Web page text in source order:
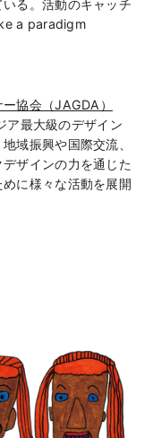
る。活動のキャッチ
a paradigm
協会（JAGDA）
最大級のデザイン
域振興や国際交流、
ザインの力を通じた
に様々な活動を展開